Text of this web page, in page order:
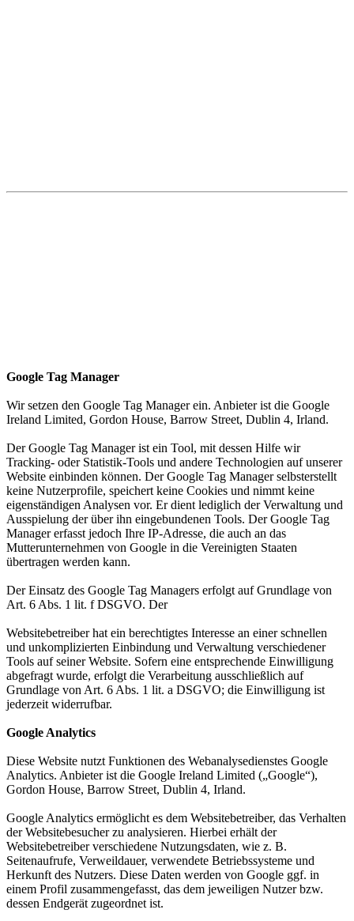
Google Tag Manager
Wir setzen den Google Tag Manager ein. Anbieter ist die Google
Ireland Limited, Gordon House, Barrow Street, Dublin 4, Irland.
Der Google Tag Manager ist ein Tool, mit dessen Hilfe wir
Tracking- oder Statistik-Tools und andere Technologien auf unserer
Website einbinden können. Der Google Tag Manager selbsterstellt
keine Nutzerprofile, speichert keine Cookies und nimmt keine
eigenständigen Analysen vor. Er dient lediglich der Verwaltung und
Ausspielung der über ihn eingebundenen Tools. Der Google Tag
Manager erfasst jedoch Ihre IP-Adresse, die auch an das
Mutterunternehmen von Google in die Vereinigten Staaten
übertragen werden kann.
Der Einsatz des Google Tag Managers erfolgt auf Grundlage von
Art. 6 Abs. 1 lit. f DSGVO. Der
Websitebetreiber hat ein berechtigtes Interesse an einer schnellen
und unkomplizierten Einbindung und Verwaltung verschiedener
Tools auf seiner Website. Sofern eine entsprechende Einwilligung
abgefragt wurde, erfolgt die Verarbeitung ausschließlich auf
Grundlage von Art. 6 Abs. 1 lit. a DSGVO; die Einwilligung ist
jederzeit widerrufbar.
Google Analytics
Diese Website nutzt Funktionen des Webanalysedienstes Google
Analytics. Anbieter ist die Google Ireland Limited („Google“),
Gordon House, Barrow Street, Dublin 4, Irland.
Google Analytics ermöglicht es dem Websitebetreiber, das Verhalten
der Websitebesucher zu analysieren. Hierbei erhält der
Websitebetreiber verschiedene Nutzungsdaten, wie z. B.
Seitenaufrufe, Verweildauer, verwendete Betriebssysteme und
Herkunft des Nutzers. Diese Daten werden von Google ggf. in
einem Profil zusammengefasst, das dem jeweiligen Nutzer bzw.
dessen Endgerät zugeordnet ist.